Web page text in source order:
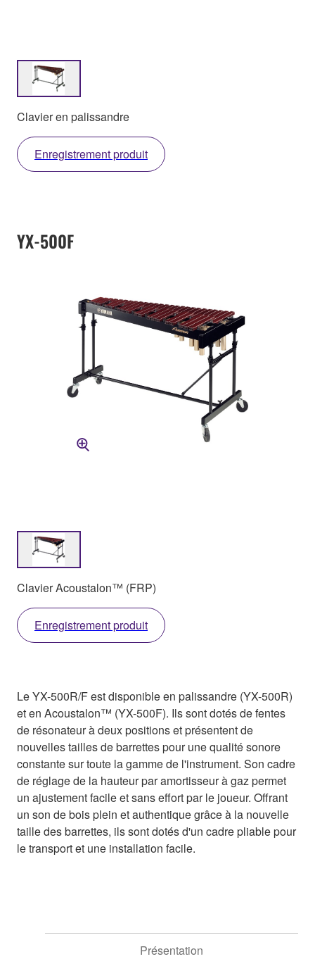
Clavier en palissandre
Enregistrement produit
YX-500F
Clavier Acoustalon™ (FRP)
Enregistrement produit
Le YX-500R/F est disponible en palissandre (YX-500R)
et en Acoustalon™ (YX-500F). Ils sont dotés de fentes
de résonateur à deux positions et présentent de
nouvelles tailles de barrettes pour une qualité sonore
constante sur toute la gamme de l'instrument. Son cadre
de réglage de la hauteur par amortisseur à gaz permet
un ajustement facile et sans effort par le joueur. Offrant
un son de bois plein et authentique grâce à la nouvelle
taille des barrettes, ils sont dotés d'un cadre pliable pour
le transport et une installation facile.
Présentation